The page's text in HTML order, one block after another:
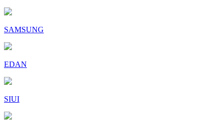
SAMSUNG
EDAN
SIUI